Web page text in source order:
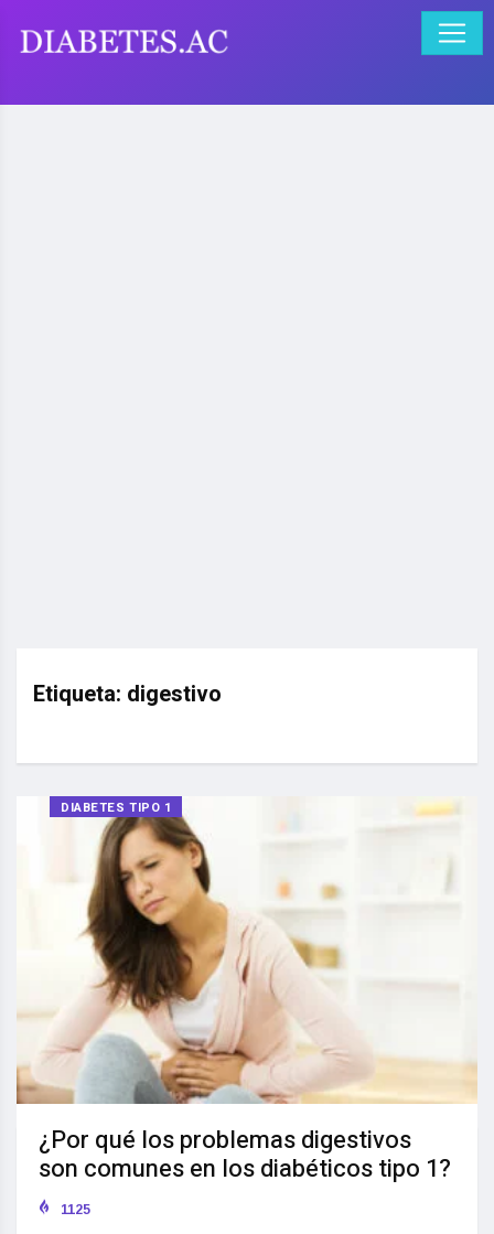
Etiqueta: digestivo
DIABETES TIPO 1
¿Por qué los problemas digestivos
son comunes en los diabéticos tipo 1?
1125